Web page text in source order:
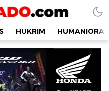
HUKRIM HUMANIORA